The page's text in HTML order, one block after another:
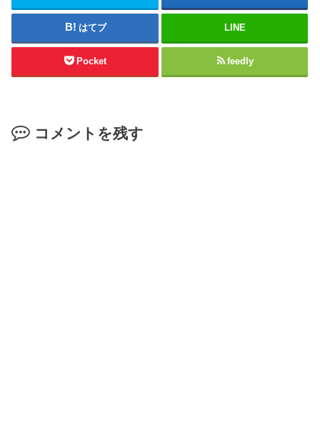
はてブ LINE
Pocket feedly
コメントを残す